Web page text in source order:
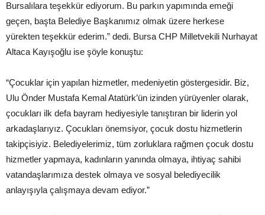
Bursalılara teşekkür ediyorum. Bu parkın yapımında emeği
geçen, başta Belediye Başkanımız olmak üzere herkese
yürekten teşekkür ederim.” dedi. Bursa CHP Milletvekili Nurhayat
Altaca Kayışoğlu ise şöyle konuştu:
“Çocuklar için yapılan hizmetler, medeniyetin göstergesidir. Biz,
Ulu Önder Mustafa Kemal Atatürk’ün izinden yürüyenler olarak,
çocukları ilk defa bayram hediyesiyle tanıştıran bir liderin yol
arkadaşlarıyız. Çocukları önemsiyor, çocuk dostu hizmetlerin
takipçisiyiz. Belediyelerimiz, tüm zorluklara rağmen çocuk dostu
hizmetler yapmaya, kadınların yanında olmaya, ihtiyaç sahibi
vatandaşlarımıza destek olmaya ve sosyal belediyecilik
anlayışıyla çalışmaya devam ediyor.”